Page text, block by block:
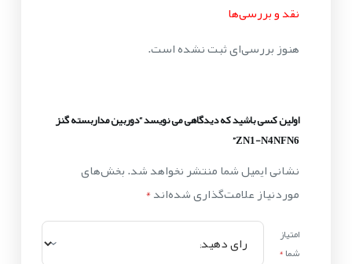
نقد و بررسی‌ها
هنوز بررسی‌ای ثبت نشده است.
اولین کسی باشید که دیدگاهی می نویسد “دوربین مداربسته گنز
ZN1-N4NFN6”
نشانی ایمیل شما منتشر نخواهد شد.بخش‌های
موردنیاز علامت‌گذاری شده‌اند*
امتیاز
شما*